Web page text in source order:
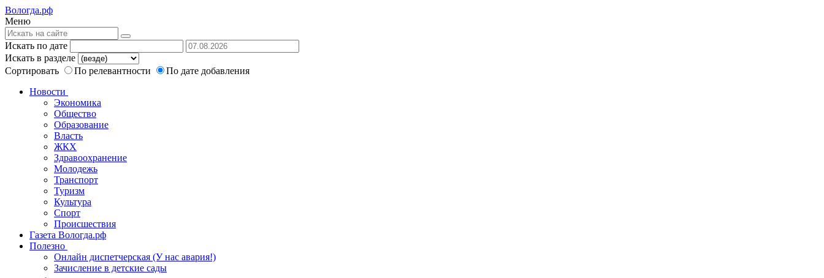
Вологда.рф
Меню
Искать по дате
Искать в разделе
Сортировать
По релевантности
По дате добавления
Новости
Экономика
Общество
Образование
Власть
ЖКХ
Здравоохранение
Молодежь
Транспорт
Туризм
Культура
Спорт
Происшествия
Газета Вологда.рф
Полезно
Онлайн диспетчерская (У нас авария!)
Зачисление в детские сады